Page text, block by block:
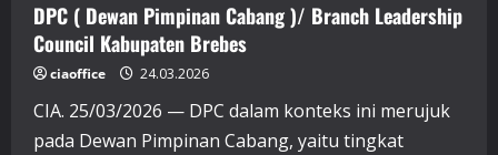
DPC ( Dewan Pimpinan Cabang )/ Branch Leadership
Council Kabupaten Brebes
ciaoffice 24.03.2026
CIA. 25/03/2026 — DPC dalam konteks ini merujuk
pada Dewan Pimpinan Cabang, yaitu tingkat